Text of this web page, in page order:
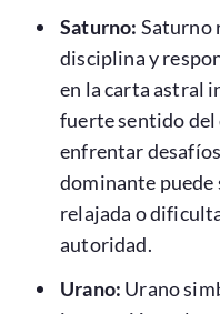
Saturno: Saturno
disciplina y
en la carta astral
fuerte sentido del
enfrentar
dominante puede
relajada o
autoridad.
Urano: Urano